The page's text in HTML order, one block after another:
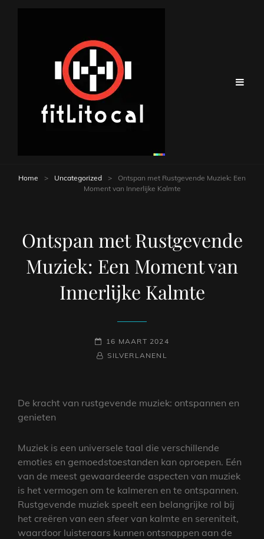
Home > Uncategorized >
Ontspan met Rustgevende Muziek: Een
Moment van Innerlijke Kalmte
Ontspan met Rustgevende
Muziek: Een Moment van
Innerlijke Kalmte
GEPLAATST
OP
16 MAART 2024
NAAMREGEL
BYLINE
SILVERLANENL
De kracht van rustgevende muziek: ontspannen en
genieten
Muziek is een universele taal die verschillende
emoties en gemoedstoestanden kan oproepen. Eén
van de meest gewaardeerde aspecten van muziek
is het vermogen om te kalmeren en te ontspannen.
Rustgevende muziek speelt een belangrijke rol bij
het creëren van een sfeer van kalmte en sereniteit,
waardoor luisteraars kunnen ontsnappen aan de